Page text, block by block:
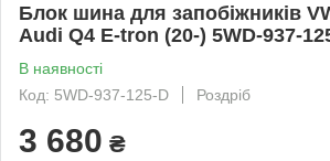
Блок шина для запобіжників
Audi Q4 E-tron (20-) 5WD-937-
В наявності
Код: 5WD-937-125-D
Роздріб
3 680 ₴